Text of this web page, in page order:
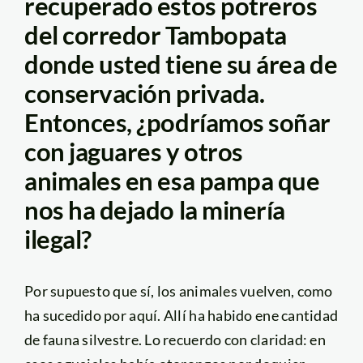
del corredor Tambopata
donde usted tiene su área de
conservación privada.
Entonces, ¿podríamos soñar
con jaguares y otros
animales en esa pampa que
nos ha dejado la minería
ilegal?
Por supuesto que sí, los animales vuelven, como
ha sucedido por aquí. Allí ha habido ene cantidad
de fauna silvestre. Lo recuerdo con claridad: en